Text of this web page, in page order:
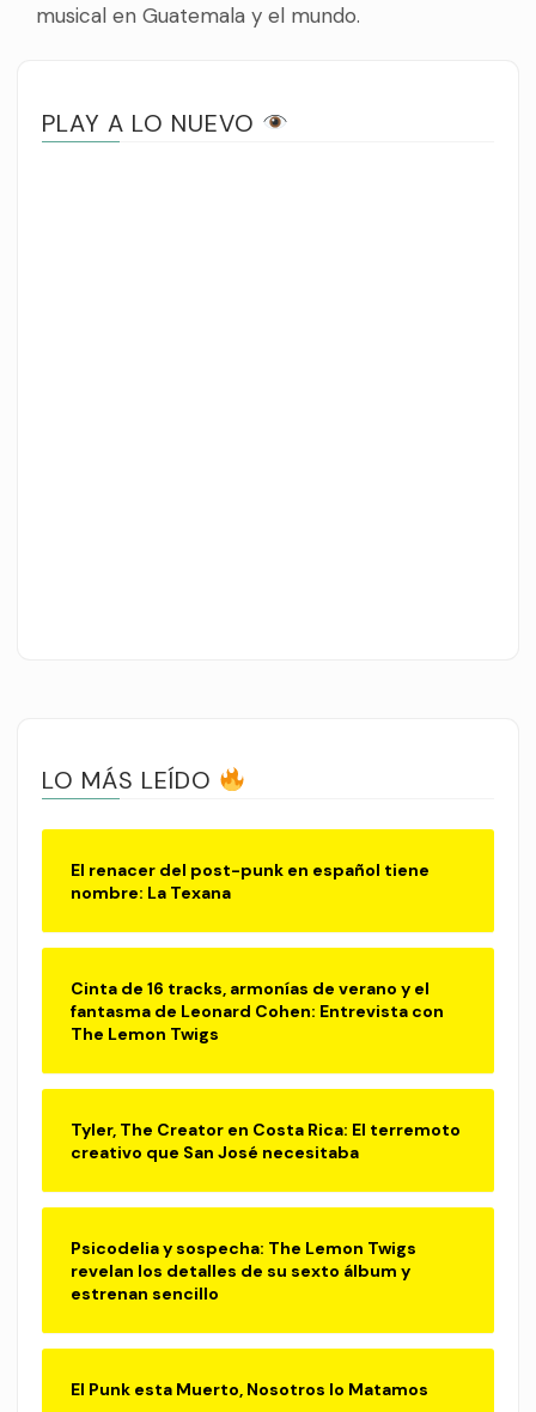
musical en Guatemala y el mundo.
PLAY A LO NUEVO
LO MÁS LEÍDO
El renacer del post-punk en español tiene
nombre: La Texana
Cinta de 16 tracks, armonías de verano y el
fantasma de Leonard Cohen: Entrevista con
The Lemon Twigs
Tyler, The Creator en Costa Rica: El terremoto
creativo que San José necesitaba
Psicodelia y sospecha: The Lemon Twigs
revelan los detalles de su sexto álbum y
estrenan sencillo
El Punk esta Muerto, Nosotros lo Matamos